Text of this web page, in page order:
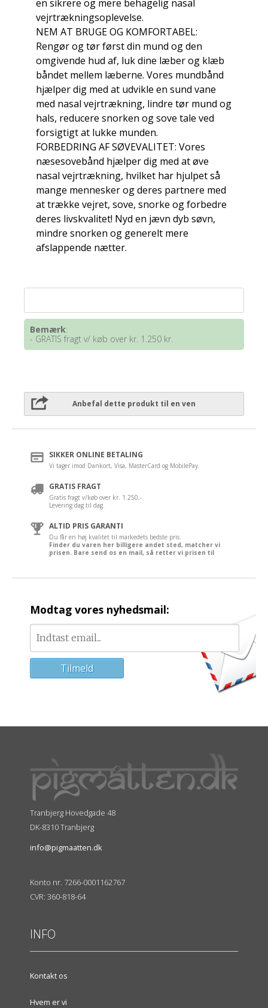
en sikrere og mere behagelig nasal
vejrtrækningsoplevelse.
NEM AT BRUGE OG KOMFORTABEL:
Rengør og tør først din mund og den
omgivende hud af, luk dine læber og klæb
båndet mellem læberne. Vores mundbånd
hjælper dig med at udvikle en sund vane
med nasal vejrtrækning, lindre tør mund og
hals, reducere snorken og sove tale ved
forsigtigt at lukke munden.
FORBEDRING AF SØVEVALITET: Vores
næsesovebånd hjælper dig med at øve
nasal vejrtrækning, hvilket har hjulpet så
mange mennesker og deres partnere med
at trække vejret, sove, snorke og forbedre
deres livskvalitet! Nyd en jævn dyb søvn,
mindre snorken og generelt mere
afslappende nætter.
Bemærk:
- GRATIS fragt v/ køb over kr. 1.250 kr.
Anbefal dette produkt til en ven
SIKKER ONLINE BETALING
Vi tager imod Dankort, Visa, MasterCard og MobilePay.
GRATIS FRAGT
Gratis fragt v/køb over kr. 1.250,-
Levering dag til dag.
ALTID PRIS GARANTI
Du får en høj kvalitet til markedets bedste pris.
Finder du varen her billigere andet sted, matcher vi
prisen. Bare send os en mail, så retter vi prisen til
Modtag vores nyhedsmail:
Tranbjerg Hovedgade 48
DK-8310 Tranbjerg
info@pigmaatten.dk
Konto nr. 7266-0001162767
CVR: 360-818-64
INFO
Kontakt os
Hvem er vi